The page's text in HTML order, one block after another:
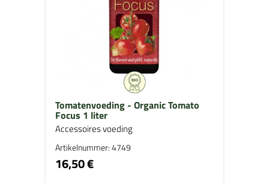
Tomatenvoeding - Organic Tomato
Focus 1 liter
Accessoires voeding
Artikelnummer: 4749
16,50 €